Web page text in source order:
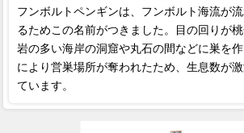
フンボルトペンギンは、フンボルト海流が
るためこの名前がつきました。目の回りが桃
岩の多い海岸の洞窟や丸石の間などに巣を
により営巣場所が奪われたため、生息数が
ています。